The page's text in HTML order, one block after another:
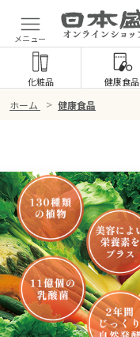
メニュー
化粧品 健康食品
ホーム > 健康食品